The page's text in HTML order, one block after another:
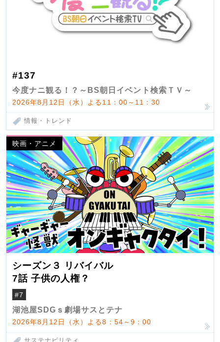
#137
今度ナニ観る！？～BS朝日イベント検索ＴＶ～
2026年8月12日（水）よる11：00～11：30
情報・トレンド
映画・アニメ
シーズン３ リバイバル
7話 子供の人権？
#7
湖池屋SDGｓ劇場サスとテナ
2026年8月12日（水）よる8：54～9：00
サステナビリティ